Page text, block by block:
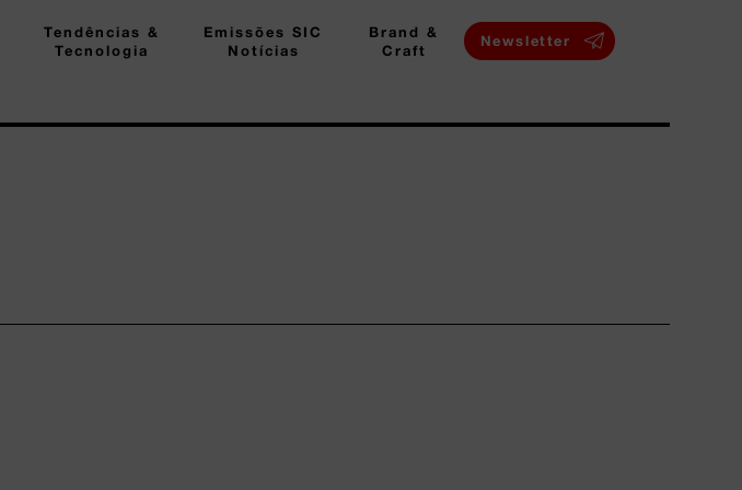
Tendências &
Tecnologia
Emissões SIC
Notícias
Brand &
Craft
Newsletter